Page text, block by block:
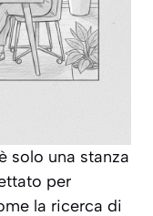
solo una stanza
per
la ricerca di